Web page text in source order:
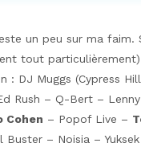
un peu sur ma
tout
: DJ Muggs (Cypress
Rush – Q-Bert –
Cohen – Popof Live –
Buster – Noisia –